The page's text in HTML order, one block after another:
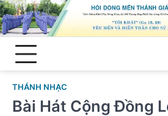
Skip
to
content
THÁNH NHẠC
Bài Hát Cộng Đồng